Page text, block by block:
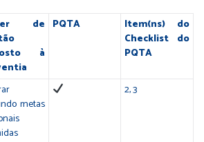
de
à
PQTA
Item(ns) do
Checklist do
PQTA
metas
2, 3